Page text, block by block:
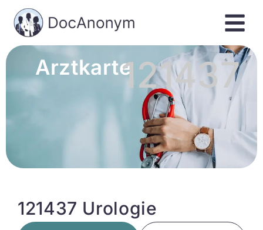
Arztkarte121437
121437 Urologie